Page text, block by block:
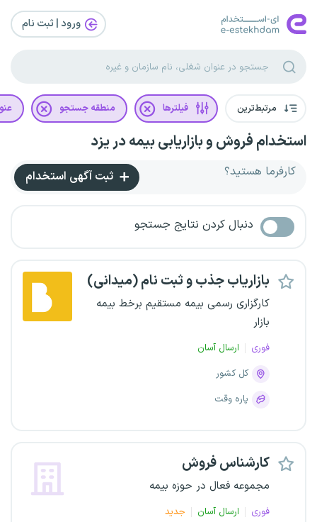
ورود | ثبت‌ نام
مرتبط‌ترین فیلترها منطقه جستجو
استخدام فروش و بازاریابی بیمه در یزد
کارفرما هستید؟ ثبت آگهی استخدام
دنبال کردن نتایج جستجو
بازاریاب جذب و ثبت نام (میدانی)
کارگزاری رسمی بیمه مستقیم برخط بیمه
بازار
فوری
ارسال آسان
کل کشور
پاره وقت
کارشناس فروش
مجموعه فعال در حوزه بیمه
فوری ارسال آسان
جدید